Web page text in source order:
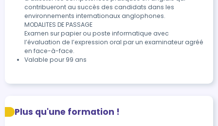
contribueront au succès des candidats dans les
environnements internationaux anglophones.
MODALITES DE PASSAGE
Examen sur papier ou poste informatique avec
l’évaluation de l’expression oral par un examinateur agréé
en face-à-face.
Valable pour 99 ans
Plus qu'une formation !